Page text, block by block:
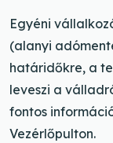
Egyéni
(alanyi
határidőkre, a
leveszi a
fontos
Vezérlőpulton.